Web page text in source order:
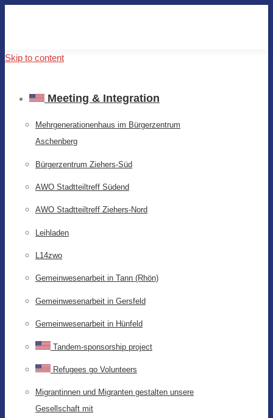
Skip to content
Meeting & Integration
Mehrgenerationenhaus im Bürgerzentrum
Aschenberg
Bürgerzentrum Ziehers-Süd
AWO Stadtteiltreff Südend
AWO Stadtteiltreff Ziehers-Nord
Leihladen
L14zwo
Gemeinwesenarbeit in Tann (Rhön)
Gemeinwesenarbeit in Gersfeld
Gemeinwesenarbeit in Hünfeld
Tandem-sponsorship project
Refugees go Volunteers
Migrantinnen und Migranten gestalten unsere
Gesellschaft mit